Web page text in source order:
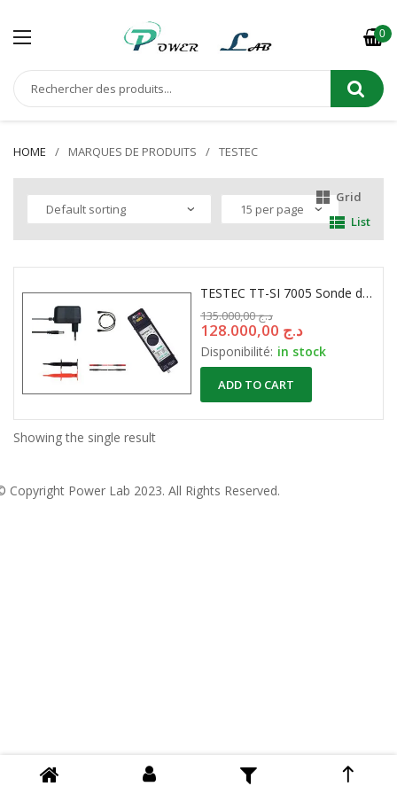
0
HOME MARQUES DE PRODUITS TESTEC
Grid
List
TESTEC TT-SI 7005 Sonde différentielle 60 MHz
د.ج135.000,00
د.ج
Disponibilité: in stock
ADD TO CART
Showing the single result
Copyright Power Lab 2023. All Rights Reserved.